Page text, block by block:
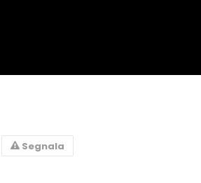
Segnala